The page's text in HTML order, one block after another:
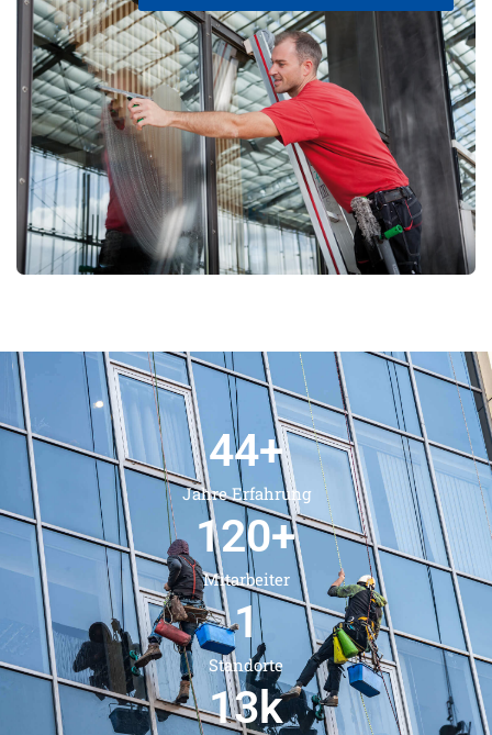
Jahre Erfahrung
44+
Mitarbeiter
120+
Standorte
1
13k